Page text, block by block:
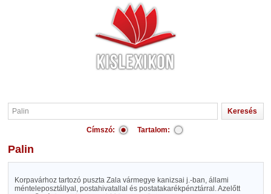
Címszó: Tartalom:
Palin
Korpavárhoz tartozó puszta Zala vármegye kanizsai j.-ban, állami
ménteleposztállyal, postahivatallal és postatakarékpénztárral. Azelőtt